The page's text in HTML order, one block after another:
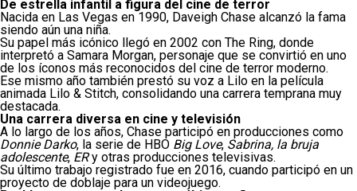
De estrella infantil a figura del cine de terror
Nacida en Las Vegas en 1990, Daveigh Chase alcanzó la fama
siendo aún una niña.
Su papel más icónico llegó en 2002 con The Ring, donde
interpretó a Samara Morgan, personaje que se convirtió en uno
de los íconos más reconocidos del cine de terror moderno.
Ese mismo año también prestó su voz a Lilo en la película
animada Lilo & Stitch, consolidando una carrera temprana muy
destacada.
Una carrera diversa en cine y televisión
A lo largo de los años, Chase participó en producciones como
Donnie Darko, la serie de HBO Big Love, Sabrina, la bruja
adolescente, ERy otras producciones televisivas.
Su último trabajo registrado fue en 2016, cuando participó en un
proyecto de doblaje para un videojuego.